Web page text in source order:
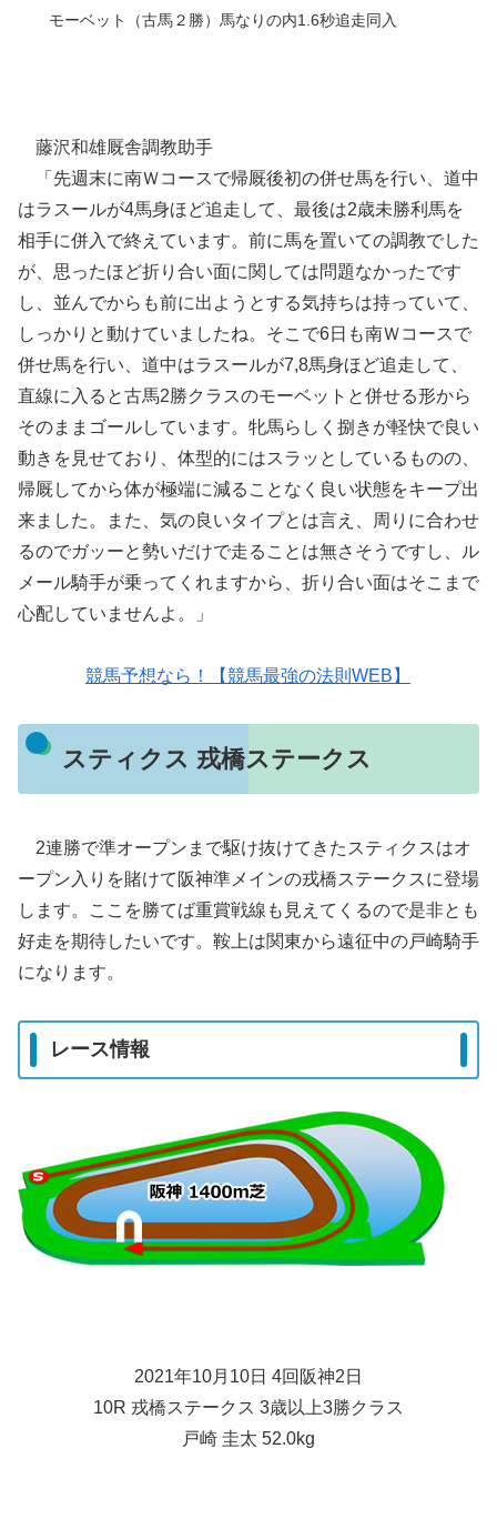
モーベット（古馬２勝）馬なりの内1.6秒追走同入
藤沢和雄厩舎調教助手
「先週末に南Ｗコースで帰厩後初の併せ馬を行い、道中
はラスールが4馬身ほど追走して、最後は2歳未勝利馬を
相手に併入で終えています。前に馬を置いての調教でした
が、思ったほど折り合い面に関しては問題なかったです
し、並んでからも前に出ようとする気持ちは持っていて、
しっかりと動けていましたね。そこで6日も南Ｗコースで
併せ馬を行い、道中はラスールが7,8馬身ほど追走して、
直線に入ると古馬2勝クラスのモーベットと併せる形から
そのままゴールしています。牝馬らしく捌きが軽快で良い
動きを見せており、体型的にはスラッとしているものの、
帰厩してから体が極端に減ることなく良い状態をキープ出
来ました。また、気の良いタイプとは言え、周りに合わせ
るのでガッーと勢いだけで走ることは無さそうですし、ル
メール騎手が乗ってくれますから、折り合い面はそこまで
心配していませんよ。」
競馬予想なら！【競馬最強の法則WEB】
スティクス 戎橋ステークス
2連勝で準オープンまで駆け抜けてきたスティクスはオ
ープン入りを賭けて阪神準メインの戎橋ステークスに登場
します。ここを勝てば重賞戦線も見えてくるので是非とも
好走を期待したいです。鞍上は関東から遠征中の戸崎騎手
になります。
レース情報
2021年10月10日 4回阪神2日
10R 戎橋ステークス 3歳以上3勝クラス
戸崎 圭太 52.0kg